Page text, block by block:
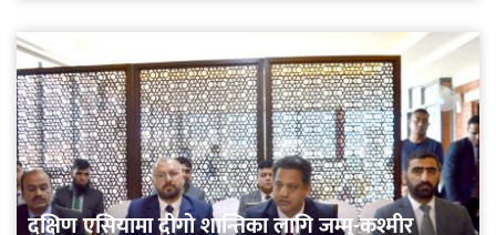
दक्षिण एसियामा दीगो शान्तिका लागि जम्मु-कश्मीर